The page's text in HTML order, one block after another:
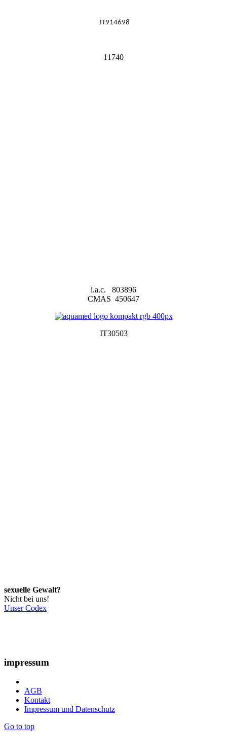
IT914698
11740
i.a.c. 803896
CMAS 450647
IT30503
sexuelle Gewalt?
Nicht bei uns!
Unser Codex
impressum
AGB
Kontakt
Impressum und Datenschutz
Go to top